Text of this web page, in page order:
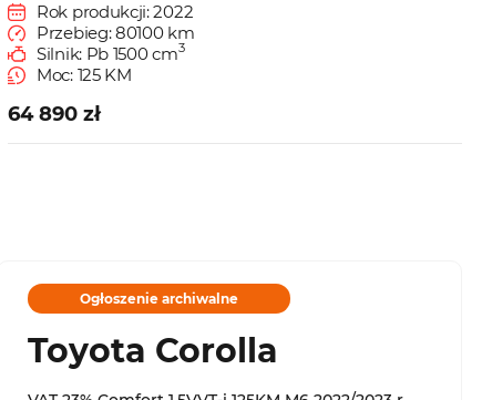
Rok produkcji: 2022
Przebieg: 80100 km
Silnik: Pb 1500 cm3
Moc: 125 KM
64 890 zł
Ogłoszenie archiwalne
Toyota Corolla